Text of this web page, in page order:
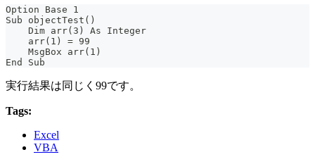
Option Base 1
Sub objectTest()
    Dim arr(3) As Integer
    arr(1) = 99
    MsgBox arr(1)
End Sub
実行結果は同じく99です。
Tags:
Excel
VBA